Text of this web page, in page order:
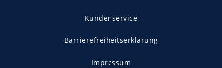
Kundenservice
Barrierefreiheitserklärung
Impressum